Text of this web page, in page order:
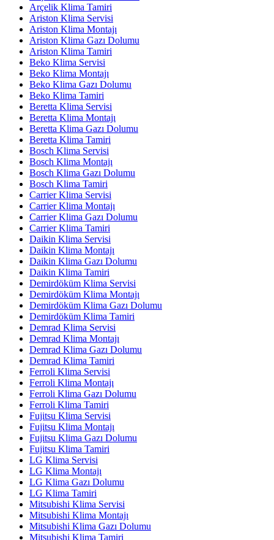
Arçelik Klima Tamiri
Ariston Klima Servisi
Ariston Klima Montajı
Ariston Klima Gazı Dolumu
Ariston Klima Tamiri
Beko Klima Servisi
Beko Klima Montajı
Beko Klima Gazı Dolumu
Beko Klima Tamiri
Beretta Klima Servisi
Beretta Klima Montajı
Beretta Klima Gazı Dolumu
Beretta Klima Tamiri
Bosch Klima Servisi
Bosch Klima Montajı
Bosch Klima Gazı Dolumu
Bosch Klima Tamiri
Carrier Klima Servisi
Carrier Klima Montajı
Carrier Klima Gazı Dolumu
Carrier Klima Tamiri
Daikin Klima Servisi
Daikin Klima Montajı
Daikin Klima Gazı Dolumu
Daikin Klima Tamiri
Demirdöküm Klima Servisi
Demirdöküm Klima Montajı
Demirdöküm Klima Gazı Dolumu
Demirdöküm Klima Tamiri
Demrad Klima Servisi
Demrad Klima Montajı
Demrad Klima Gazı Dolumu
Demrad Klima Tamiri
Ferroli Klima Servisi
Ferroli Klima Montajı
Ferroli Klima Gazı Dolumu
Ferroli Klima Tamiri
Fujitsu Klima Servisi
Fujitsu Klima Montajı
Fujitsu Klima Gazı Dolumu
Fujitsu Klima Tamiri
LG Klima Servisi
LG Klima Montajı
LG Klima Gazı Dolumu
LG Klima Tamiri
Mitsubishi Klima Servisi
Mitsubishi Klima Montajı
Mitsubishi Klima Gazı Dolumu
Mitsubishi Klima Tamiri